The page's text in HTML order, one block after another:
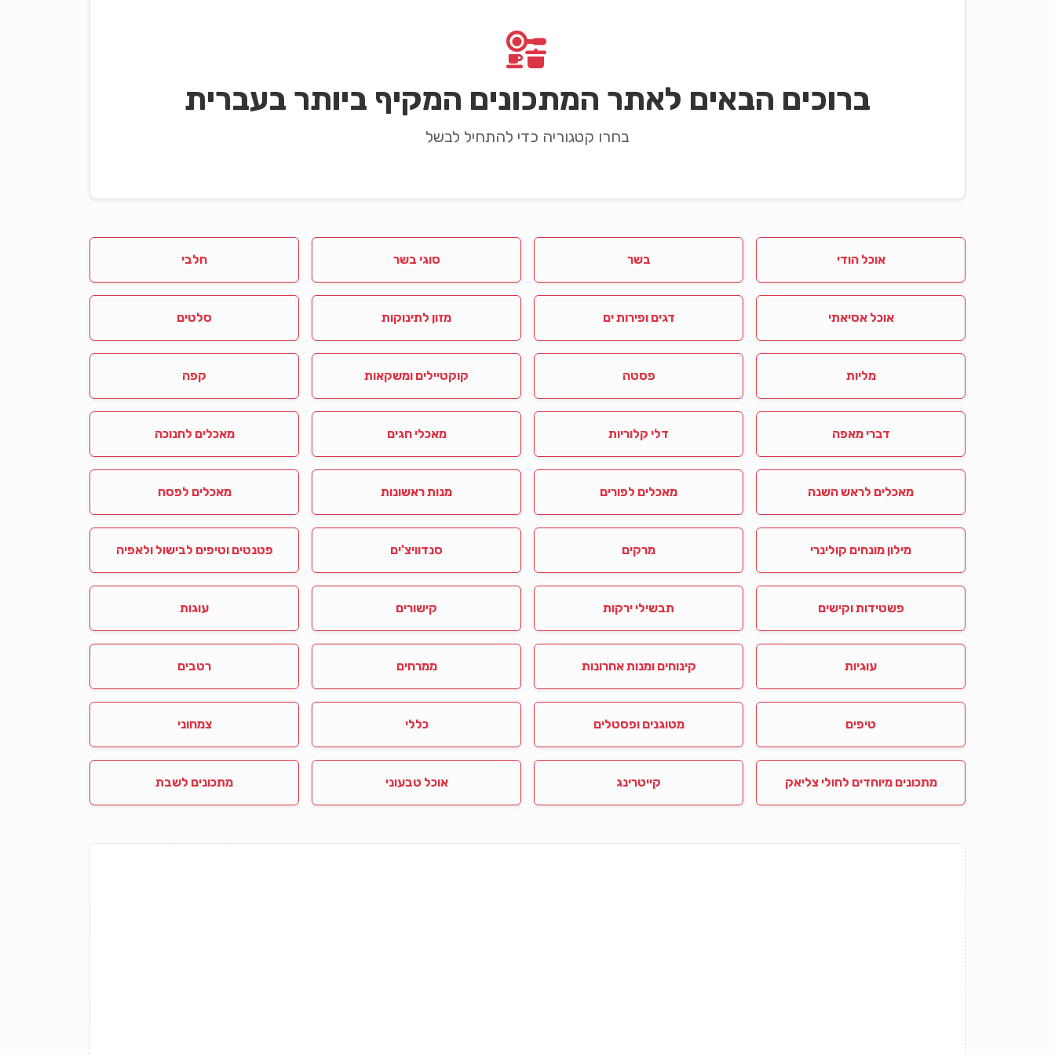
ברוכים הבאים לאתר המתכונים המקיף ביותר בעברית
בחרו קטגוריה כדי להתחיל לבשל
אוכל הודי בשר סוגי בשר חלבי
אוכל אסיאתי דגים ופירות ים מזון לתינוקות סלטים
מליות פסטה קוקטיילים ומשקאות קפה
דברי מאפה דלי קלוריות מאכלי חגים מאכלים לחנוכה
מאכלים לראש השנה מאכלים לפורים מנות ראשונות מאכלים לפסח
מילון מונחים קולינרי מרקים סנדוויצ'ים פטנטים וטיפים לבישול ולאפיה
פשטידות וקישים תבשילי ירקות קישורים עוגות
עוגיות קינוחים ומנות אחרונות ממרחים רטבים
טיפים מטוגנים ופסטלים כללי צמחוני
מתכונים מיוחדים לחולי צליאק קייטרינג אוכל טבעוני מתכונים לשבת